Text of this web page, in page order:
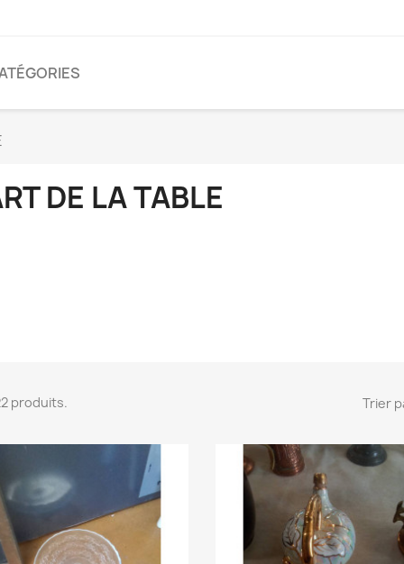
DE LA TABLE
produits. Trier